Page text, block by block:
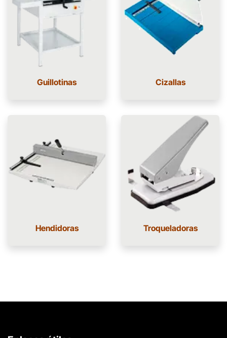
Guillotinas Cizallas
Hendidoras Troqueladoras